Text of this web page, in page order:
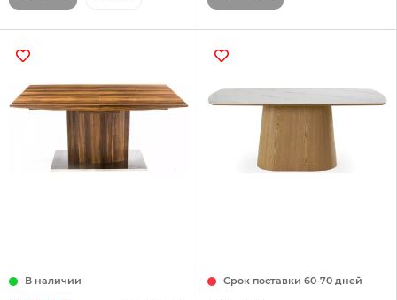
В наличии Срок поставки 60-70 дней